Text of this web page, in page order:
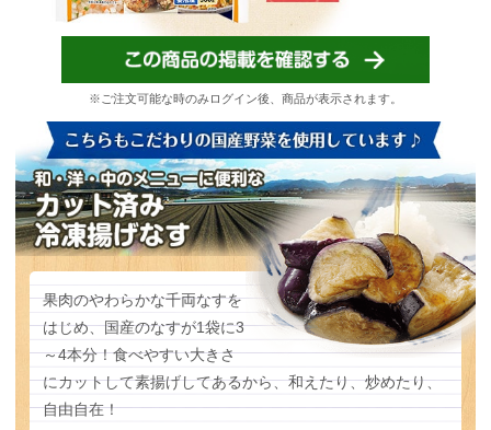
※ご注文可能な時のみログイン後、商品が表示されます。
果肉のやわらかな千両なすを
はじめ、国産のなすが1袋に3
～4本分！食べやすい大きさ
にカットして素揚げしてあるから、和えたり、炒めたり、
自由自在！